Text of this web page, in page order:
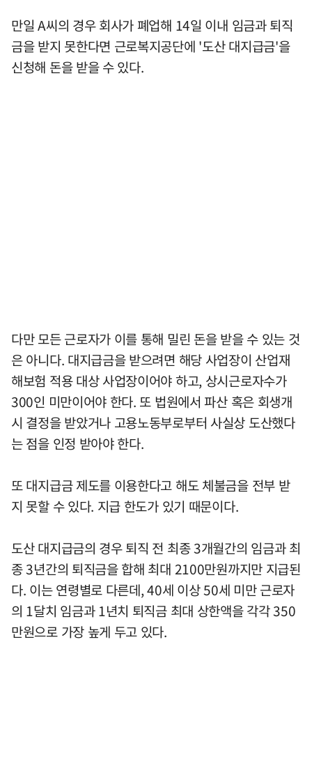
만일 A씨의 경우 회사가 폐업해 14일 이내 임금과 퇴직
금을 받지 못한다면 근로복지공단에 '도산 대지급금'을
신청해 돈을 받을 수 있다.
다만 모든 근로자가 이를 통해 밀린 돈을 받을 수 있는 것
은 아니다. 대지급금을 받으려면 해당 사업장이 산업재
해보험 적용 대상 사업장이어야 하고, 상시근로자수가
300인 미만이어야 한다. 또 법원에서 파산 혹은 회생개
시 결정을 받았거나 고용노동부로부터 사실상 도산했다
는 점을 인정 받아야 한다.
또 대지급금 제도를 이용한다고 해도 체불금을 전부 받
지 못할 수 있다. 지급 한도가 있기 때문이다.
도산 대지급금의 경우 퇴직 전 최종 3개월간의 임금과 최
종 3년간의 퇴직금을 합해 최대 2100만원까지만 지급된
다. 이는 연령별로 다른데, 40세 이상 50세 미만 근로자
의 1달치 임금과 1년치 퇴직금 최대 상한액을 각각 350
만원으로 가장 높게 두고 있다.